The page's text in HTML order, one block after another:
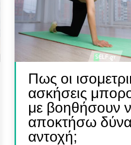
Αναζήτηση
Αναζήτηση
Πως οι
ασκήσεις
με βοηθήσουν
αποκτήσω
αντοχή;